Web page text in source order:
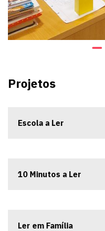
Projetos
Escola a Ler
10 Minutos a Ler
Ler em Família